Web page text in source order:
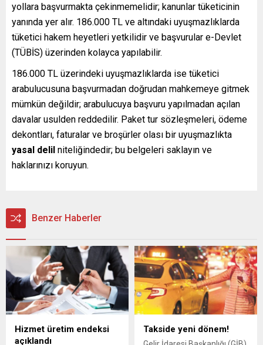
yollara başvurmakta çekinmemelidir; kanunlar tüketicinin
yanında yer alır. 186.000 TL ve altındaki uyuşmazlıklarda
tüketici hakem heyetleri yetkilidir ve başvurular e-Devlet
(TÜBİS) üzerinden kolayca yapılabilir.
186.000 TL üzerindeki uyuşmazlıklarda ise tüketici
arabulucusuna başvurmadan doğrudan mahkemeye gitmek
mümkün değildir; arabulucuya başvuru yapılmadan açılan
davalar usulden reddedilir. Paket tur sözleşmeleri, ödeme
dekontları, faturalar ve broşürler olası bir uyuşmazlıkta
yasal delil niteliğindedir; bu belgeleri saklayın ve
haklarınızı koruyun.
Benzer Haberler
Hizmet üretim endeksi
açıklandı
Takside yeni dönem!